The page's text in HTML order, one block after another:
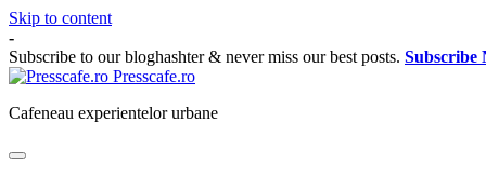
Skip to content
-
Subscribe to our bloghashter & never miss our best posts. Subscribe
Presscafe.ro
Cafeneau experientelor urbane